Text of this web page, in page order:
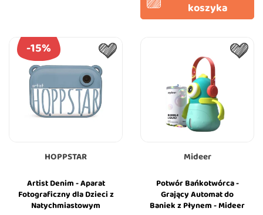
koszyka
HOPPSTAR
Artist Denim - Aparat
Fotograficzny dla Dzieci z
Natychmiastowym
-15%
Mideer
Potwór Bańkotwórca -
Grający Automat do
Baniek z Płynem - Mideer